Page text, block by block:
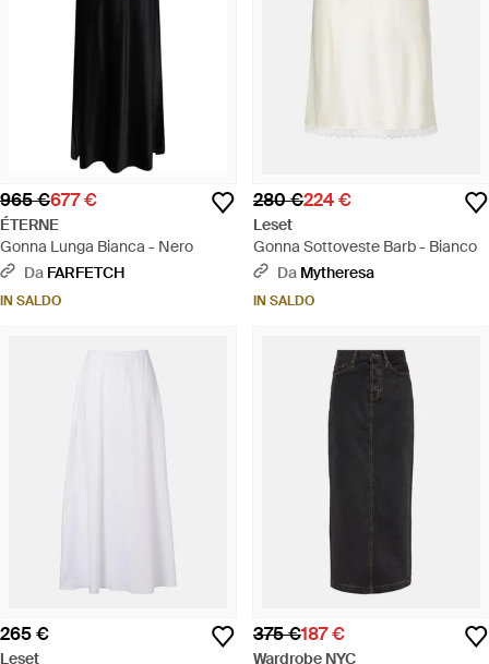
965 €677 €
ÉTERNE
Gonna Lunga Bianca - Nero
Da FARFETCH
IN SALDO
280 €224 €
Leset
Gonna Sottoveste Barb - Bianco
Da Mytheresa
IN SALDO
265 €
Leset
375 €187 €
Wardrobe NYC